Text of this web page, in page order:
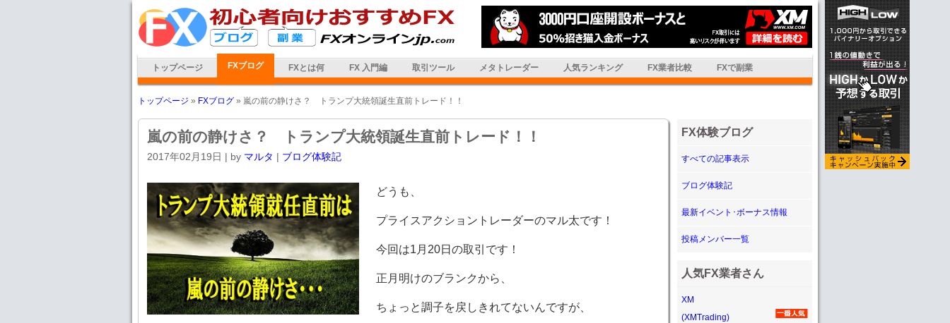
トップページ FXブログ FXとは何 FX 入門編 取引ツール メタトレーダー 人気ランキング FX業者比較 FXで副業
トップページ » FXブログ » 嵐の前の静けさ？ トランプ大統領誕生直前トレード！！
嵐の前の静けさ？ トランプ大統領誕生直前トレード！！
2017年02月19日 | by マルタ | ブログ体験記
どうも、
プライスアクショントレーダーのマル太です！
今回は1月20日の取引です！
正月明けのブランクから、
ちょっと調子を戻しきれてないんですが、
FX体験ブログ
すべての記事表示
ブログ体験記
最新イベント･ボーナス情報
投稿メンバー一覧
人気FX業者さん
XM
(XMTrading)